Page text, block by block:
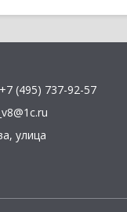
+7 (495) 737-92-57
, улица